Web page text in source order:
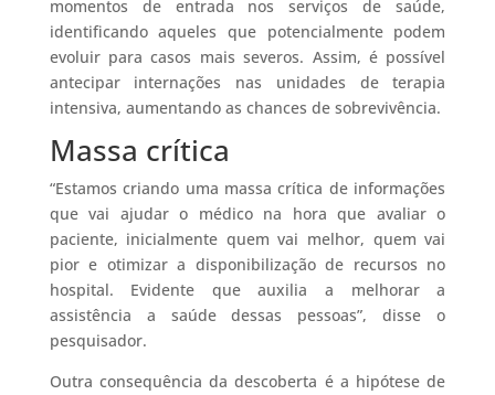
momentos de entrada nos serviços de saúde,
identificando aqueles que potencialmente podem
evoluir para casos mais severos. Assim, é possível
antecipar internações nas unidades de terapia
intensiva, aumentando as chances de sobrevivência.
Massa crítica
“Estamos criando uma massa crítica de informações
que vai ajudar o médico na hora que avaliar o
paciente, inicialmente quem vai melhor, quem vai
pior e otimizar a disponibilização de recursos no
hospital. Evidente que auxilia a melhorar a
assistência a saúde dessas pessoas”, disse o
pesquisador.
Outra consequência da descoberta é a hipótese de